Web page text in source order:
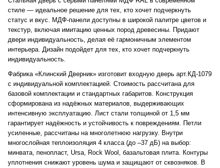
стиле — идеальное решение для тех, кто хочет подчеркнуть
статус и вкус. МДФ-панели доступны в широкой палитре цветов и
текстур, включая имитацию ценных пород древесины. Придают
двери индивидуальность, делая её гармоничным элементом
интерьера. Дизайн подойдет для тех, кто хочет подчеркнуть
индивидуальность.
Фабрика «Клинский Дверник» изготовит входную дверь арт.КД-1079
с индивидуальной комплектацией. Стоимость рассчитана для
базовой комплектации и стандартных габаритов. Конструкция
сформирована из надёжных материалов, выдерживающих
интенсивную эксплуатацию. Лист стали толщиной от 1,5 мм
гарантирует надёжность и устойчивость к повреждениям. Петли
усиленные, рассчитаны на многолетнюю нагрузку. Внутри
многослойная теплоизоляция 4 класса (до –37 дБ) на выбор:
минвата, пенопласт, Ursa, Rock Wool, базальтовая плита. Контуры
уплотнения снижают уровень шума и защищают от сквозняков. В